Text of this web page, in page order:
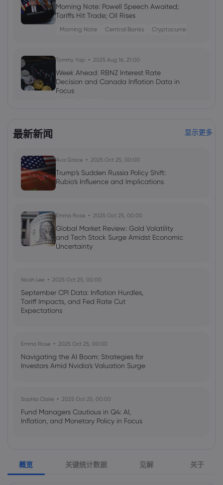
Morning Note: Powell Speech Awaited;
Tariffs Hit Trade; Oil Rises
Morning Note Central Banks Cryptocurrencies
Tommy Yap 2025 Aug 16, 21:00
Week Ahead: RBNZ Interest Rate
Decision and Canada Inflation Data in
Focus
Emma Rose
Apollo Global Management's Outlook
Ava Grace
Cut Timing - News in a New Way
最新新闻 显示更多
Ava Grace 2025 Oct 25, 00:00
Trump's Sudden Russia Policy Shift:
Rubio's Influence and Implications
Emma Rose 2025 Oct 25, 00:00
Global Market Review: Gold Volatility
and Tech Stock Surge Amidst Economic
Uncertainty
Noah Lee 2025 Oct 25, 00:00
September CPI Data: Inflation Hurdles,
Tariff Impacts, and Fed Rate Cut
Expectations
Emma Rose 2025 Oct 25, 00:00
Navigating the AI Boom: Strategies for
Investors Amid Nvidia's Valuation Surge
Sophia Claire 2025 Oct 25, 00:00
Fund Managers Cautious in Q4: AI,
Inflation, and Monetary Policy in Focus
US Government Shutdown Threatens
October Inflation Data Release
概览 关键统计数据 见解 关于